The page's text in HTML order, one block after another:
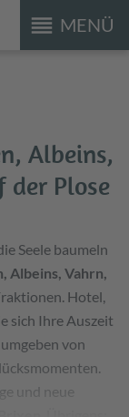
reorder MENÜ
Albeins,
der Plose
Seele baumeln
Albeins, Vahrn,
Hotel,
sich Ihre Auszeit
von
und neue